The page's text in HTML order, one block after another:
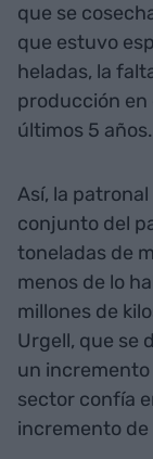
que se
que estuvo
heladas, la
producción en
últimos 5 años.
Así, la
conjunto del
toneladas de
menos de lo
millones de
Urgell, que se
un
sector confía
incremento de